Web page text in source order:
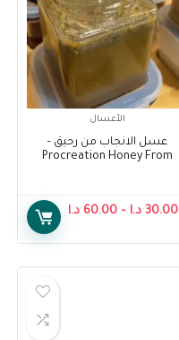
الأعسال
عسل الانجاب من رحيق –
Procreation Honey From
30.00 د.ا –
60.00 د.ا